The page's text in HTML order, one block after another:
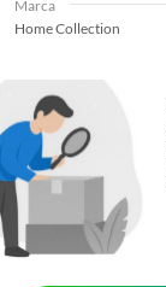
Marca
Home Collection